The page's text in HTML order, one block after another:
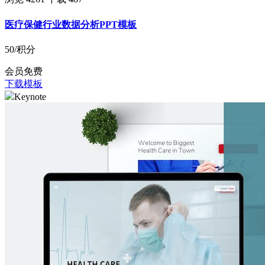
医疗保健行业数据分析PPT模板
50/积分
会员免费
下载模板
Keynote